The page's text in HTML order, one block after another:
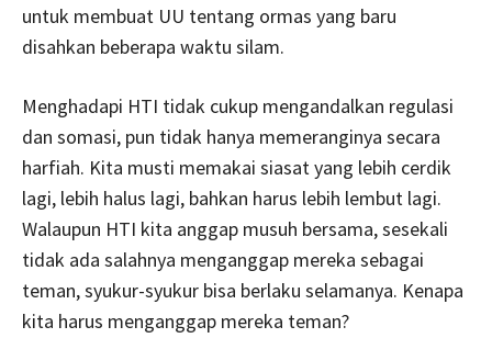
untuk membuat UU tentang ormas yang baru
disahkan beberapa waktu silam.
Menghadapi HTI tidak cukup mengandalkan regulasi
dan somasi, pun tidak hanya memeranginya secara
harfiah. Kita musti memakai siasat yang lebih cerdik
lagi, lebih halus lagi, bahkan harus lebih lembut lagi.
Walaupun HTI kita anggap musuh bersama, sesekali
tidak ada salahnya menganggap mereka sebagai
teman, syukur-syukur bisa berlaku selamanya. Kenapa
kita harus menganggap mereka teman?